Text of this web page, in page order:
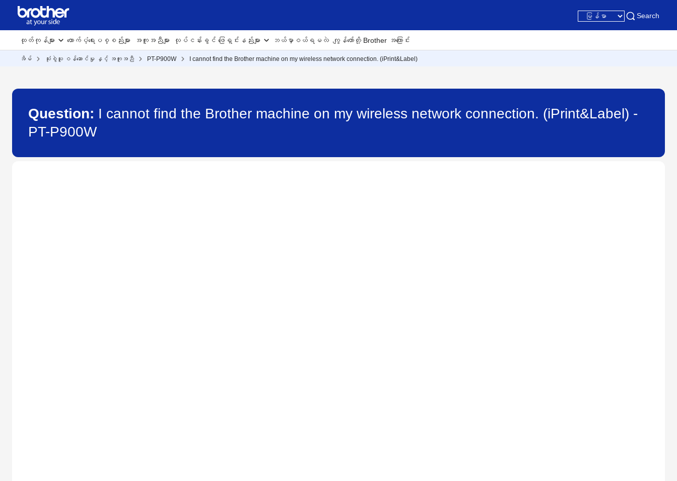
Search
ထုတ်ကုန်များ ထောက်ပံ့ရေးပစ္စည်းများ အကူအညီများ လုပ်ငန်းခွင် ဖြေရှင်းနည်းများ ဘယ်မှာဝယ်ရမလဲ ကျွန်တော်တို့ Brother အကြောင်း
အိမ် သုံးစွဲသူ ဝန်ဆောင်မှု နှင့် အကူအညီ PT-P900W I cannot find the Brother machine on my wireless network connection. (iPrint&Label)
Question: I cannot find the Brother machine on my wireless network connection. (iPrint&Label) -
PT-P900W